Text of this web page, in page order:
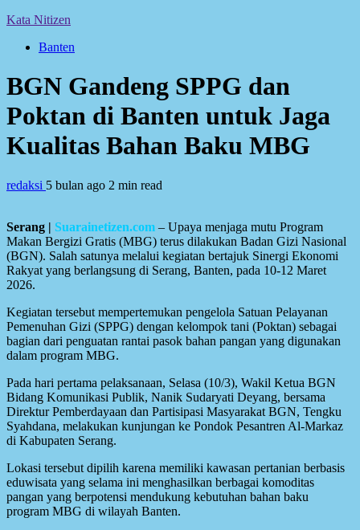
Kata Nitizen
Banten
BGN Gandeng SPPG dan
Poktan di Banten untuk Jaga
Kualitas Bahan Baku MBG
redaksi 5 bulan ago 2 min read
Serang | Suarainetizen.com – Upaya menjaga mutu Program
Makan Bergizi Gratis (MBG) terus dilakukan Badan Gizi Nasional
(BGN). Salah satunya melalui kegiatan bertajuk Sinergi Ekonomi
Rakyat yang berlangsung di Serang, Banten, pada 10-12 Maret
2026.
Kegiatan tersebut mempertemukan pengelola Satuan Pelayanan
Pemenuhan Gizi (SPPG) dengan kelompok tani (Poktan) sebagai
bagian dari penguatan rantai pasok bahan pangan yang digunakan
dalam program MBG.
Pada hari pertama pelaksanaan, Selasa (10/3), Wakil Ketua BGN
Bidang Komunikasi Publik, Nanik Sudaryati Deyang, bersama
Direktur Pemberdayaan dan Partisipasi Masyarakat BGN, Tengku
Syahdana, melakukan kunjungan ke Pondok Pesantren Al-Markaz
di Kabupaten Serang.
Lokasi tersebut dipilih karena memiliki kawasan pertanian berbasis
eduwisata yang selama ini menghasilkan berbagai komoditas
pangan yang berpotensi mendukung kebutuhan bahan baku
program MBG di wilayah Banten.